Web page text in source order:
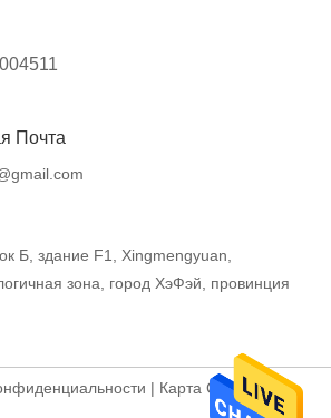
Почта
Б, здание F1, Xingmengyuan,
зона, город ХэФэй, провинция
| Карта Сайта